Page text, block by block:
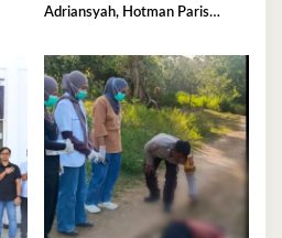
Adriansyah, Hotman Paris